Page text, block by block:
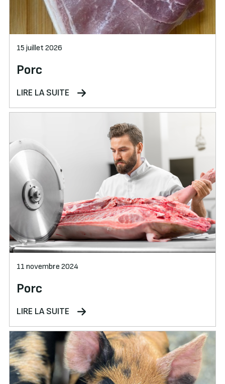
15 juillet 2026
Porc
LIRE LA SUITE
11 novembre 2024
Porc
LIRE LA SUITE